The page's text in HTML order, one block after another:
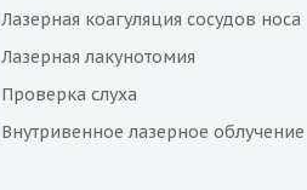
Лазерная коагуляция сосудов носа
Лазерная лакунотомия
Проверка слуха
Внутривенное лазерное облучение